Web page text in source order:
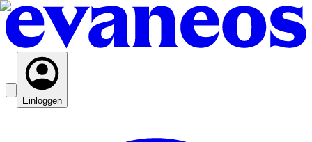
Einloggen